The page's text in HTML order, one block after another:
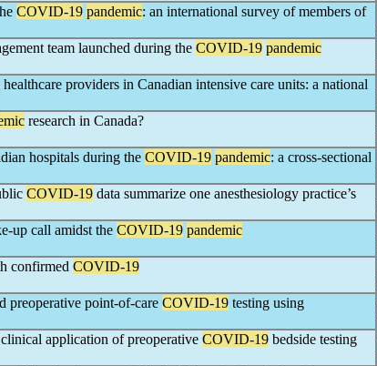
COVID-19 pandemic: an international survey of members of
team launched during the COVID-19 pandemic
providers in Canadian intensive care units: a national
research in Canada?
hospitals during the COVID-19 pandemic: a cross-sectional
COVID-19 data summarize one anesthesiology practice’s
up call amidst the COVID-19 pandemic
confirmed COVID-19
preoperative point-of-care COVID-19 testing using
application of preoperative COVID-19 bedside testing